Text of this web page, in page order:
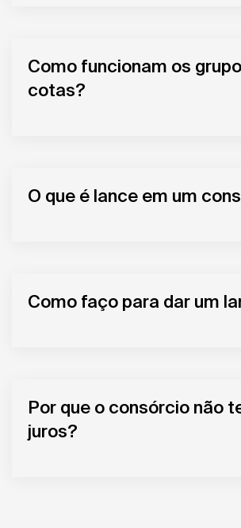
Como funcionam os
cotas?
O que é lance em um
Como faço para dar um
Por que o consórcio não
juros?